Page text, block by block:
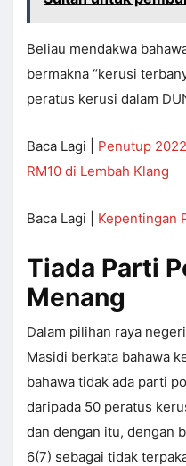
Beliau mendakwa
bermakna “kerusi
peratus kerusi dalam
Baca Lagi | Penutup
RM10 di Lembah Klang
Baca Lagi | Kepentingan
Tiada Parti
Menang
Dalam pilihan raya
Masidi berkata bahawa
bahawa tidak ada parti
daripada 50 peratus
dan dengan itu, dengan
6(7) sebagai tidak